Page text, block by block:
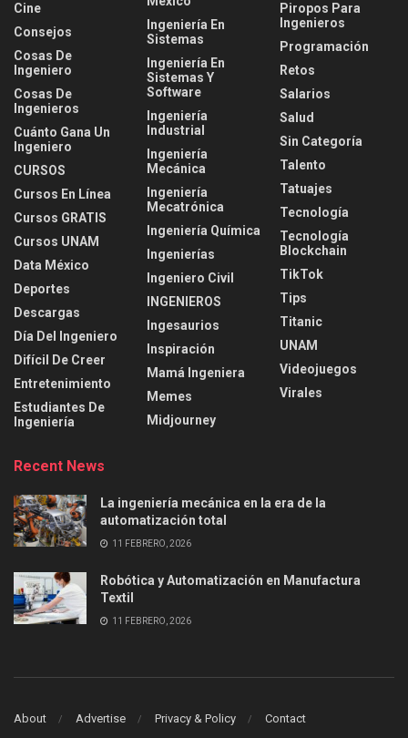
Cine
Consejos
Cosas De
Ingeniero
Cosas De
Ingenieros
Cuánto Gana Un
Ingeniero
CURSOS
Cursos En Línea
Cursos GRATIS
Cursos UNAM
Data México
Deportes
Descargas
Día Del Ingeniero
Difícil De Creer
Entretenimiento
Estudiantes De
Ingeniería
Ingeniería En
Sistemas
Ingeniería En
Sistemas Y
Software
Ingeniería
Industrial
Ingeniería
Mecánica
Ingeniería
Mecatrónica
Ingeniería Química
Ingenierías
Ingeniero Civil
INGENIEROS
Ingesaurios
Inspiración
Mamá Ingeniera
Memes
Midjourney
Piropos Para
Ingenieros
Programación
Retos
Salarios
Salud
Sin Categoría
Talento
Tatuajes
Tecnología
Tecnología
Blockchain
TikTok
Tips
Titanic
UNAM
Videojuegos
Virales
Recent News
La ingeniería mecánica en la era de la
automatización total
11 FEBRERO, 2026
Robótica y Automatización en Manufactura
Textil
11 FEBRERO, 2026
About Advertise Privacy & Policy Contact